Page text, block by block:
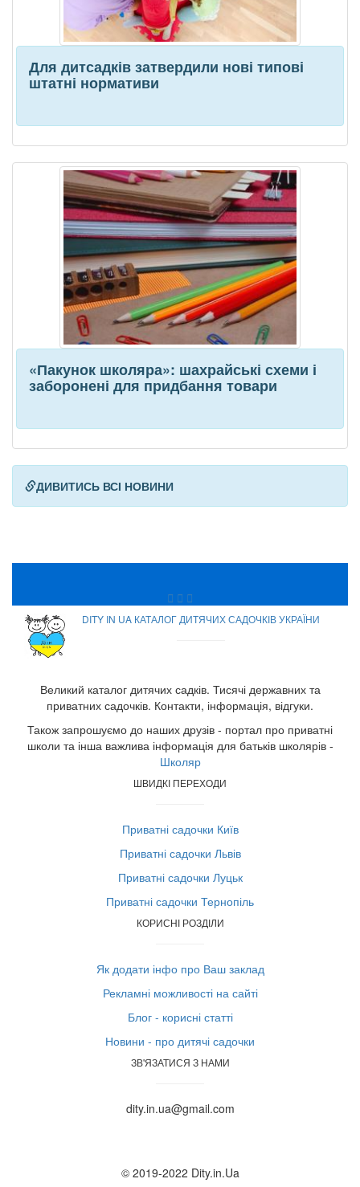
Для дитсадків затвердили нові типові
штатні нормативи
«Пакунок школяра»: шахрайські схеми і
заборонені для придбання товари
ДИВИТИСЬ ВСІ НОВИНИ
DITY IN UA КАТАЛОГ ДИТЯЧИХ САДОЧКІВ УКРАЇНИ
Великий каталог дитячих садків. Тисячі державних та
приватних садочків. Контакти, інформація, відгуки.
Також запрошуємо до наших друзів - портал про приватні
школи та інша важлива інформація для батьків школярів -
Школяр
ШВИДКІ ПЕРЕХОДИ
Приватні садочки Київ
Приватні садочки Львів
Приватні садочки Луцьк
Приватні садочки Тернопіль
КОРИСНІ РОЗДІЛИ
Як додати інфо про Ваш заклад
Рекламні можливості на сайті
Блог - корисні статті
Новини - про дитячі садочки
ЗВ'ЯЗАТИСЯ З НАМИ
dity.in.ua@gmail.com
© 2019-2022 Dity.in.Ua